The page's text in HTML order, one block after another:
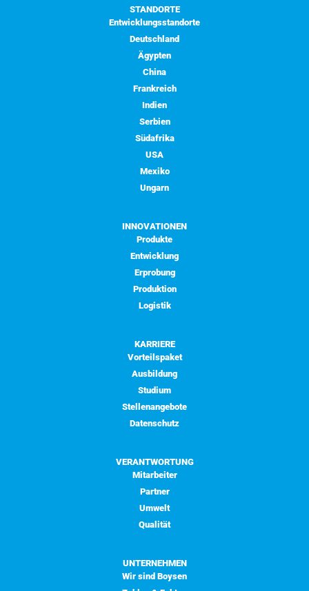
STANDORTE
Entwicklungsstandorte
Deutschland
Ägypten
China
Frankreich
Indien
Serbien
Südafrika
USA
Mexiko
Ungarn
INNOVATIONEN
Produkte
Entwicklung
Erprobung
Produktion
Logistik
KARRIERE
Vorteilspaket
Ausbildung
Studium
Stellenangebote
Datenschutz
VERANTWORTUNG
Mitarbeiter
Partner
Umwelt
Qualität
UNTERNEHMEN
Wir sind Boysen